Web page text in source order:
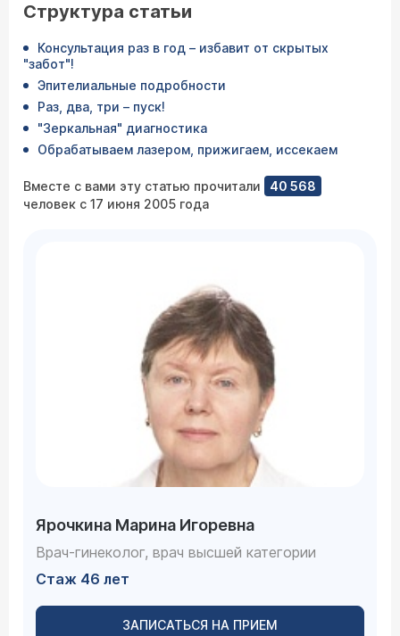
Ярочкина Марина Игоревна
Врач-гинеколог, врач высшей категории
Стаж 46 лет
ЗАПИСАТЬСЯ НА ПРИЕМ
Структура статьи
Консультация раз в год – избавит от скрытых
"забот"!
Эпителиальные подробности
Раз, два, три – пуск!
"Зеркальная" диагностика
Обрабатываем лазером, прижигаем, иссекаем
Вместе с вами эту статью прочитали
40 568
человек с 17 июня 2005 года